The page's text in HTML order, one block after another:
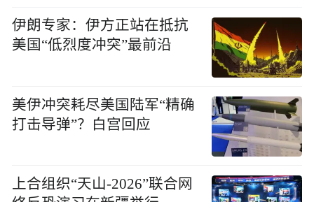
伊朗专家：伊方正站在抵抗
美国“低烈度冲突”最前沿
美伊冲突耗尽美国陆军“精确
打击导弹”？白宫回应
上合组织“天山-2026”联合网